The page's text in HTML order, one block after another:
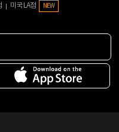
미국 LA점 NEW